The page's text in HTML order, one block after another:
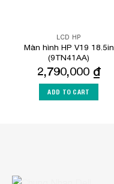
LCD HP
Màn hình HP V19 18.5in
(9TN41AA)
2,790,000 ₫
ADD TO CART